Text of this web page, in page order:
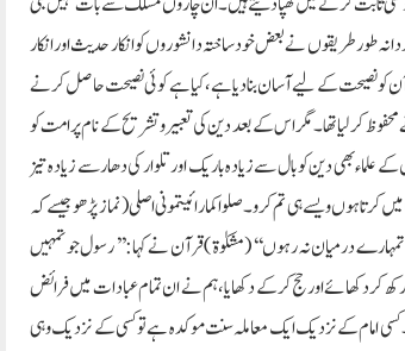
طور طریقوں نے بعض خودساختہ دانشوروں کوانکار حدیث اور انکار
کو نصیحت کے لیے آسان بنادیا ہے ،کیا ہے کوئی نصیحت حاصل کرنے
ؓنے محفوظ کرلیا تھا ۔مگر اس کے بعد دین کی تعبیر و تشریح کے نام پر امت کو
بھی دین کو بال سے زیادہ باریک اور تلوار کی دھار سے زیادہ تیز
کرتا ہوں ویسے ہی تم کرو ۔صلواکمارائیتمونی اصلی (نماز پڑھو جیسے کہ
تمہارے درمیان نہ رہوں ‘‘ (مشکوٰۃ ) قرآن نے کہا :’’ رسول جو تمہیں
پڑھ کر دکھائی ،روزے رکھ کر دکھائے اور حج کرکے دکھایا ،ہم نے ان تمام عبادات میں فرائض
۔کسی امام کے نزدیک ایک معاملہ سنت موکدہ ہے تو کسی کے نزدیک وہی